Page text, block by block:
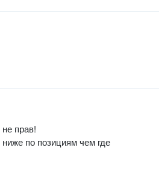
прав!
по позициям чем где